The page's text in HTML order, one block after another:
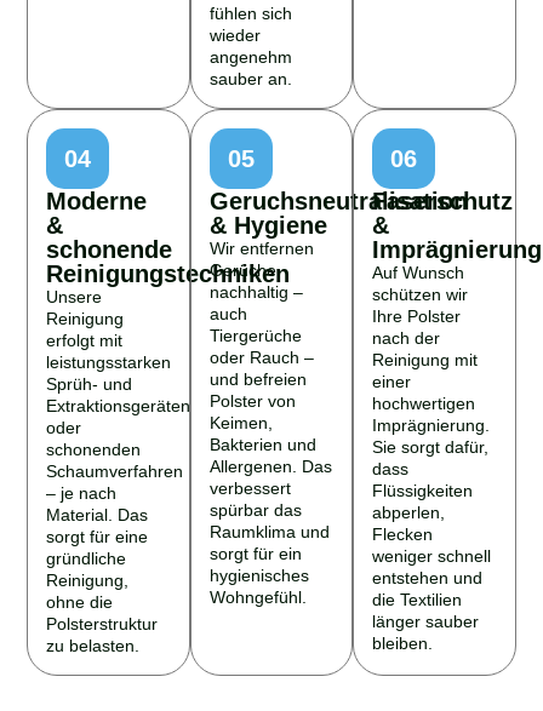
fühlen sich
wieder
angenehm
sauber an.
04
Moderne
&
schonende
Reinigungstechniken
Unsere
Reinigung
erfolgt mit
leistungsstarken
Sprüh- und
Extraktionsgeräten
oder
schonenden
Schaumverfahren
– je nach
Material. Das
sorgt für eine
gründliche
Reinigung,
ohne die
Polsterstruktur
zu belasten.
05
Geruchsneutralisation
& Hygiene
Wir entfernen
Gerüche
nachhaltig –
auch
Tiergerüche
oder Rauch –
und befreien
Polster von
Keimen,
Bakterien und
Allergenen. Das
verbessert
spürbar das
Raumklima und
sorgt für ein
hygienisches
Wohngefühl.
06
Faserschutz
&
Imprägnierung
Auf Wunsch
schützen wir
Ihre Polster
nach der
Reinigung mit
einer
hochwertigen
Imprägnierung.
Sie sorgt dafür,
dass
Flüssigkeiten
abperlen,
Flecken
weniger schnell
entstehen und
die Textilien
länger sauber
bleiben.